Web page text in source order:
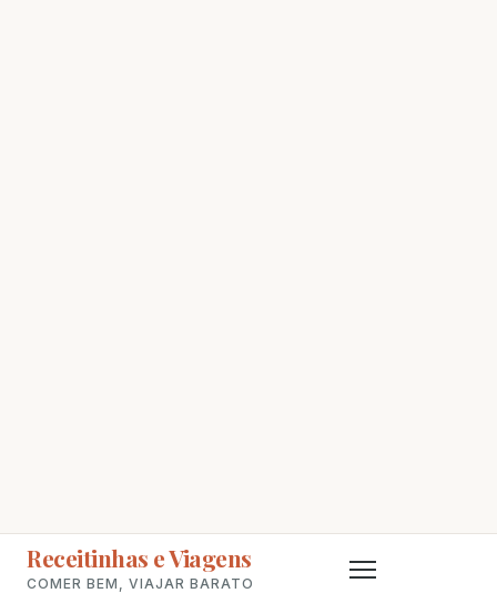
Receitinhas e Viagens
COMER BEM, VIAJAR BARATO